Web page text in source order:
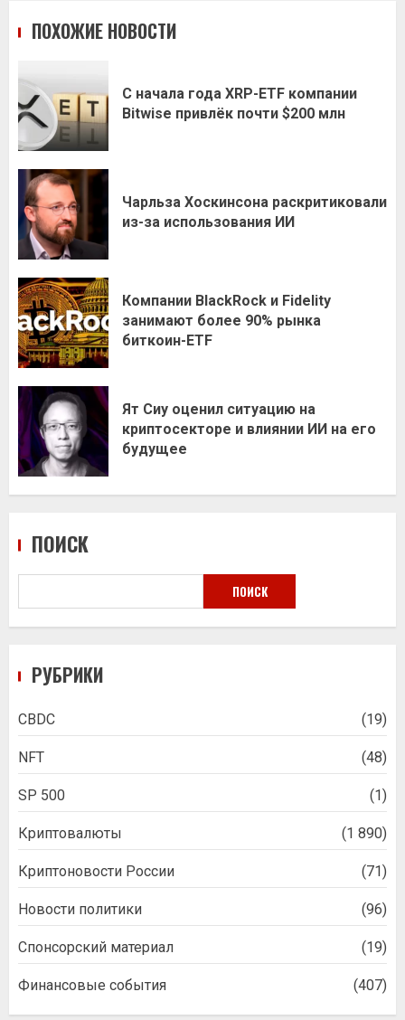
ПОХОЖИЕ НОВОСТИ
С начала года XRP-ETF компании
Bitwise привлёк почти $200 млн
Чарльза Хоскинсона раскритиковали
из-за использования ИИ
Компании BlackRock и Fidelity
занимают более 90% рынка
биткоин-ETF
Ят Сиу оценил ситуацию на
криптосекторе и влиянии ИИ на его
будущее
ПОИСК
ПОИСК
РУБРИКИ
CBDC (19)
NFT (48)
SP 500 (1)
Криптовалюты (1 890)
Криптоновости России (71)
Новости политики (96)
Спонсорский материал (19)
Финансовые события (407)